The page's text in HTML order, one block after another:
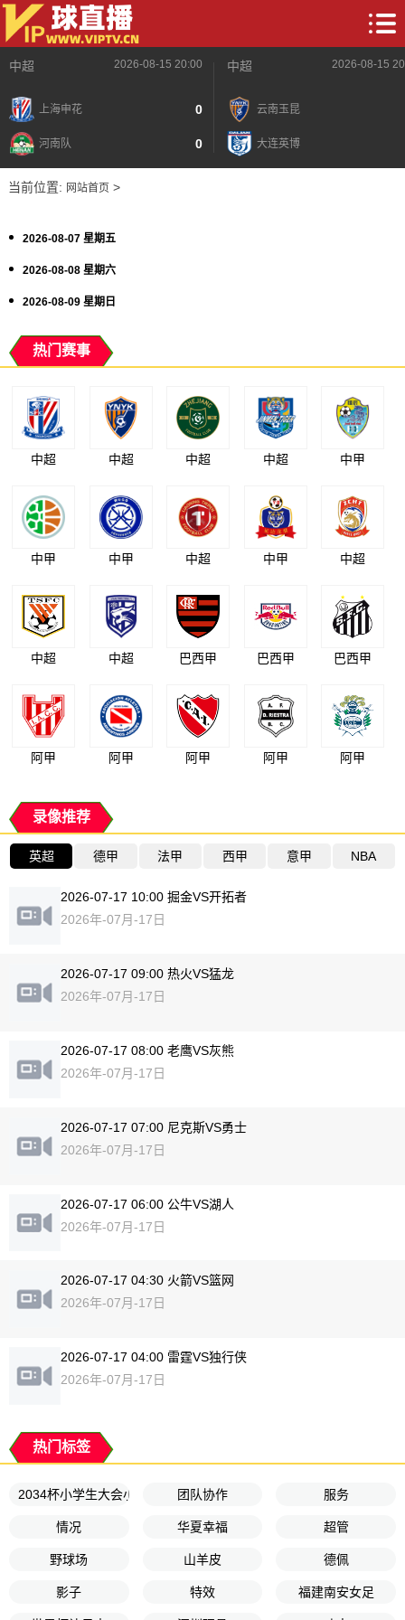
中超 2026-08-15 20:00
上海申花 0
河南队 0
中超 2026-08-15
云南玉昆
大连英博
当前位置: 网站首页>
2026-08-07 星期五
2026-08-08 星期六
2026-08-09 星期日
热门赛事
中超 中超 中超 中超 中甲
中甲 中甲 中超 中甲 中超
中超 中超 巴西甲 巴西甲 巴西甲
阿甲 阿甲 阿甲 阿甲 阿甲
录像推荐
英超 德甲 法甲 西甲 意甲 NBA
2026-07-17 10:00 掘金VS开拓者
2026年-07月-17日
2026-07-17 09:00 热火VS猛龙
2026年-07月-17日
2026-07-17 08:00 老鹰VS灰熊
2026年-07月-17日
2026-07-17 07:00 尼克斯VS勇士
2026年-07月-17日
2026-07-17 06:00 公牛VS湖人
2026年-07月-17日
2026-07-17 04:30 火箭VS篮网
2026年-07月-17日
2026-07-17 04:00 雷霆VS独行侠
2026年-07月-17日
热门标签
2034杯小学生大会小将蓝队 团队协作 服务
情况 华夏幸福 超管
野球场 山羊皮 德佩
影子 特效 福建南安女足